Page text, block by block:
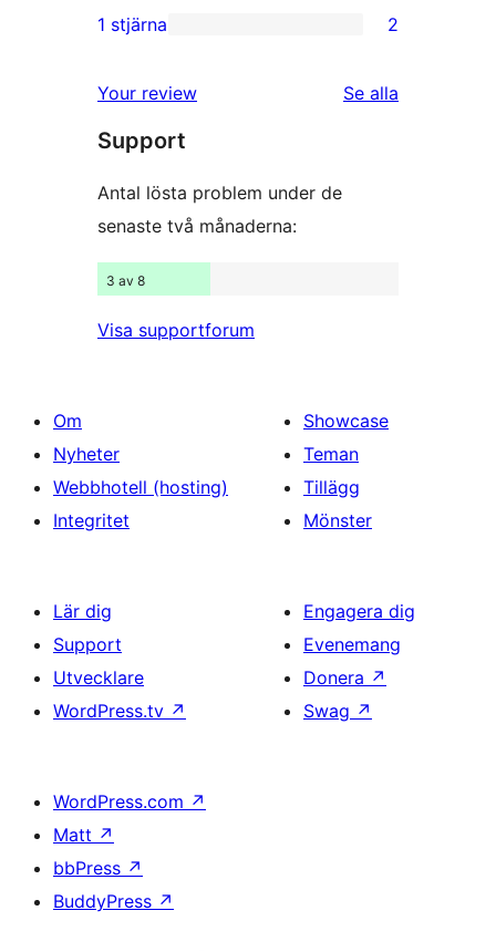
recension
2-
recensioner
stjärniga
recensioner
1 stjärna 2
Your review Se alla
Support
Antal lösta problem under de
senaste två månaderna:
3 av 8
Visa supportforum
Om
Nyheter
Webbhotell (hosting)
Integritet
Showcase
Teman
Tillägg
Mönster
Lär dig
Support
Utvecklare
WordPress.tv ↗
Engagera dig
Evenemang
Donera ↗
Swag ↗
WordPress.com ↗
Matt ↗
bbPress ↗
BuddyPress ↗